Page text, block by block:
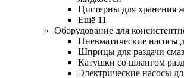
Цистерны для хранения
Ещё 11
Оборудование для
Пневматические насосы
Шприцы для раздачи
Катушки со шлангом
Электрические насосы